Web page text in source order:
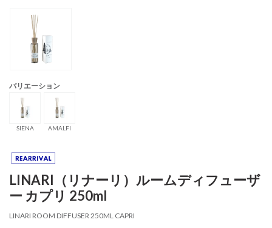
バリエーション
SIENA AMALFI
LINARI（リナーリ）ルームディフューザ
ー カプリ 250ml
LINARI ROOM DIFFUSER 250ML CAPRI